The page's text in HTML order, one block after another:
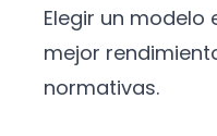
Elegir un modelo
mejor
normativas.